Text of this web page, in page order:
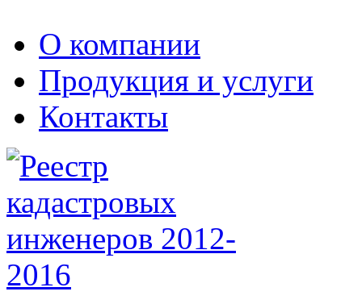
О компании
Продукция и услуги
Контакты